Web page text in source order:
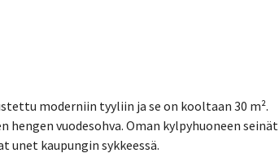
moderniin tyyliin ja se on kooltaan 30 m².
hengen vuodesohva. Oman kylpyhuoneen seinät
unet kaupungin sykkeessä.